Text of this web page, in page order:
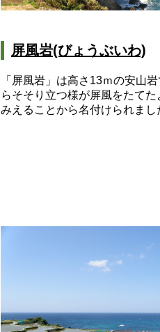
屏風岩(びょうぶいわ)
「屏風岩」は高さ13ｍの安山
らそそり立つ様が屏風をたてた
みえることから名付けられまし